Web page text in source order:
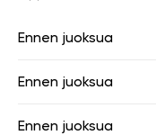
Ennen juoksua
Ennen juoksua
Ennen juoksua